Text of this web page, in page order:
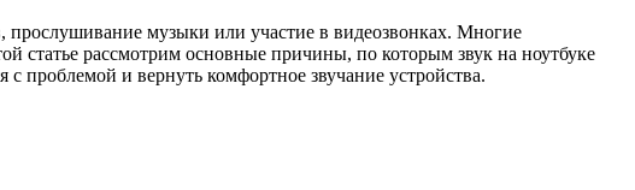
прослушивание музыки или участие в видеозвонках. Многие
статье рассмотрим основные причины, по которым звук на ноутбуке
проблемой и вернуть комфортное звучание устройства.